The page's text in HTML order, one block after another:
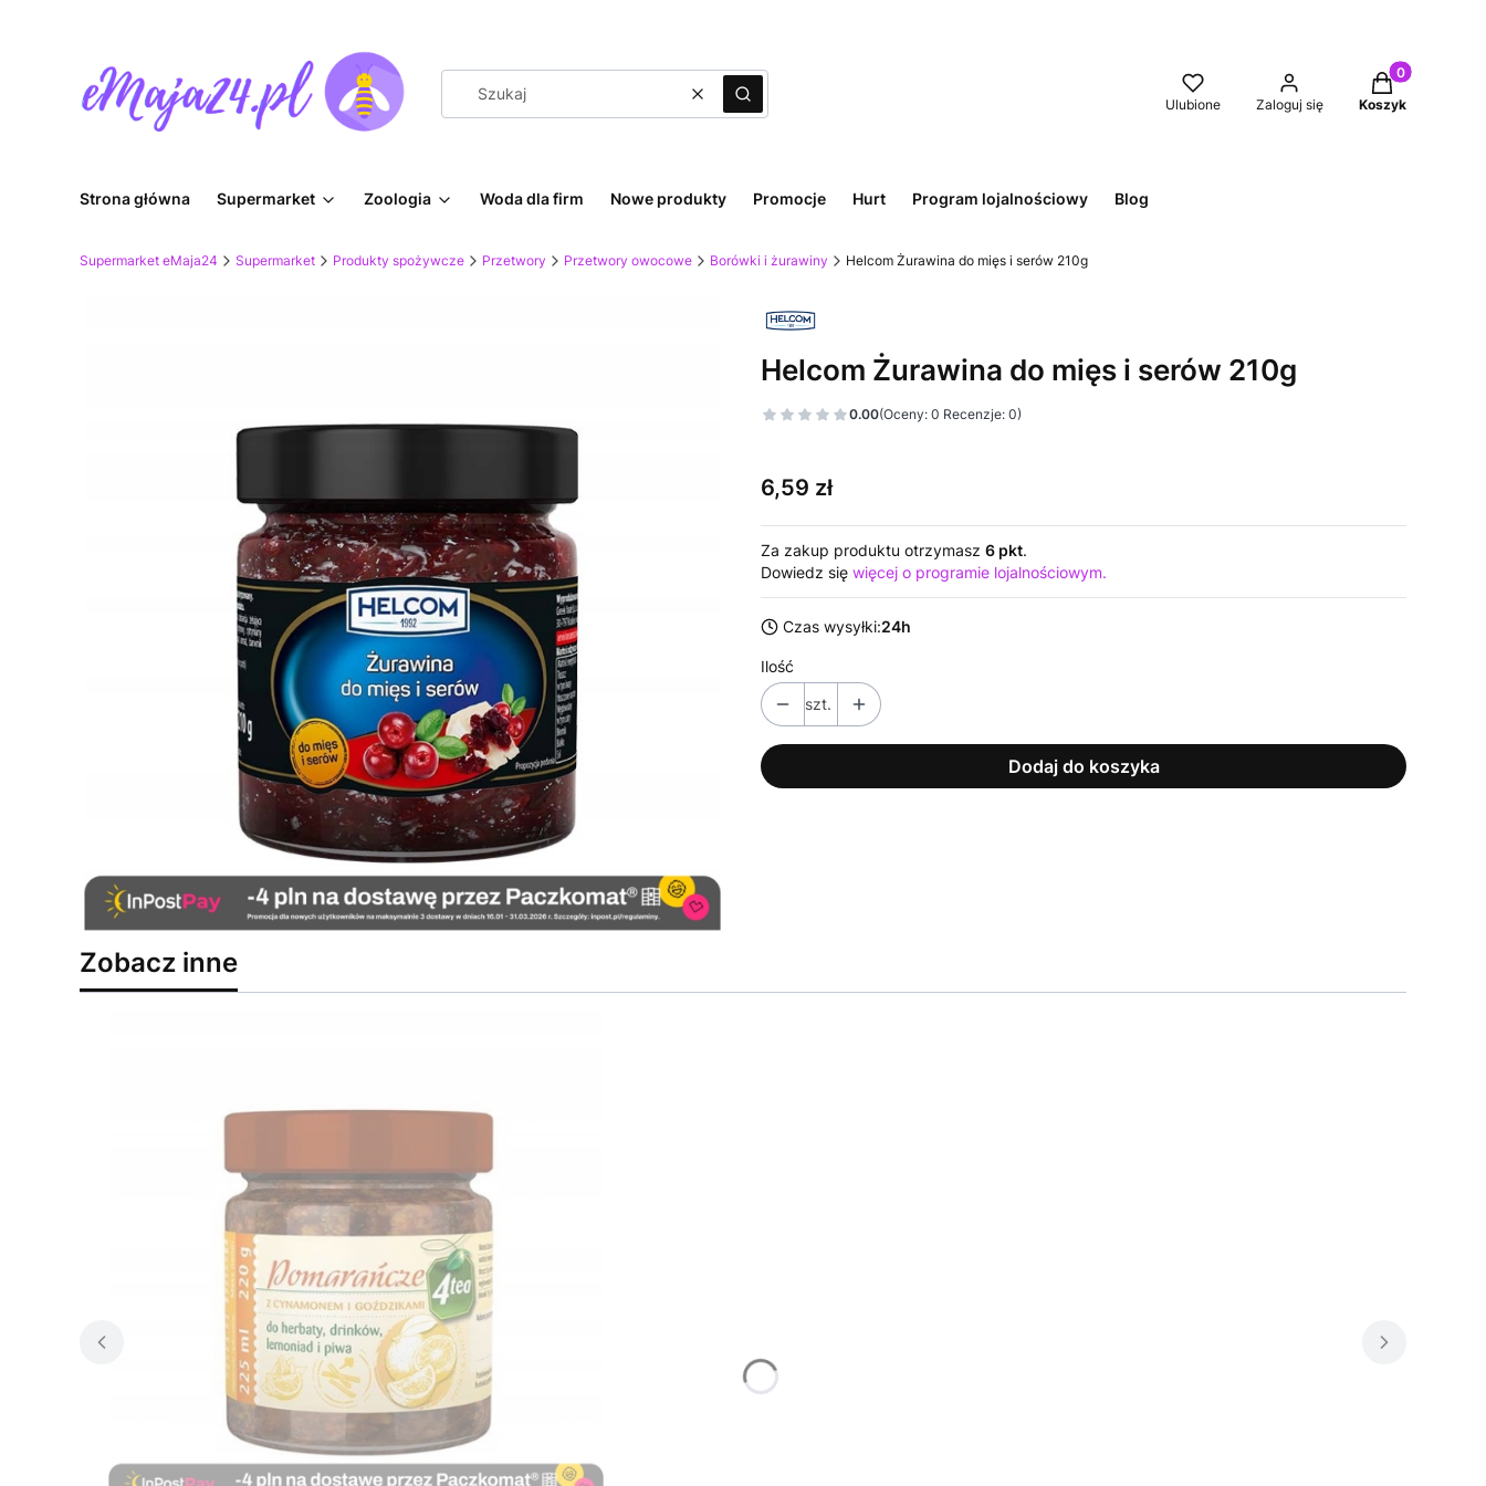
WyczyśćSzukaj Ulubione Zaloguj się
Produkty w
Koszyk
Strona główna Supermarket Zoologia Woda dla firm Nowe produkty Promocje Hurt Program lojalnościowy Blog
Supermarket eMaja24 Supermarket Produkty spożywcze Przetwory Przetwory owocowe Borówki i żurawiny Helcom Żurawina do mięs i serów 210g
Helcom Żurawina do mięs i serów 210g
0.00(Oceny: 0 Recenzje: 0)
Cena
6,59 zł
Za zakup produktu otrzymasz 6 pkt.
Dowiedz się więcej o programie lojalnościowym.
Czas wysyłki:24h
Ilość
szt.
Dodaj do koszyka
Zobacz inne